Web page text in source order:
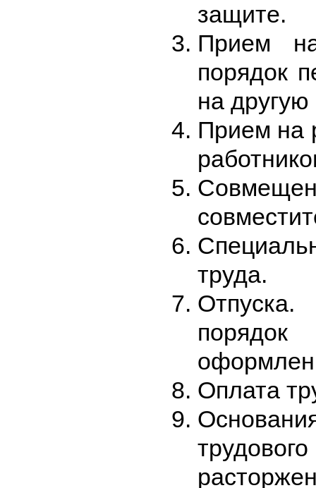
защите.
Прием
порядок
на другую
Прием на
труда.
порядок
Оплата